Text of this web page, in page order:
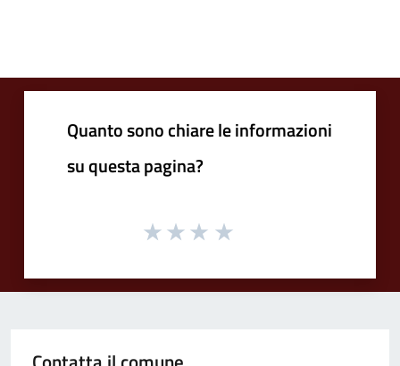
Quanto sono chiare le informazioni
su questa pagina?